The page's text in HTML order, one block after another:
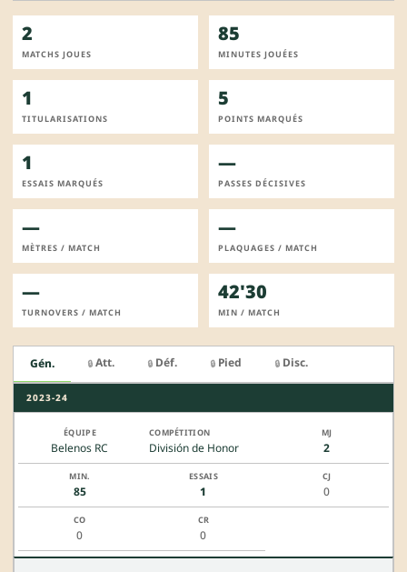
2
MATCHS JOUES
85
MINUTES JOUÉES
1
TITULARISATIONS
5
POINTS MARQUÉS
1
ESSAIS MARQUÉS
—
PASSES DÉCISIVES
—
MÈTRES / MATCH
—
PLAQUAGES / MATCH
—
TURNOVERS / MATCH
42'30
MIN / MATCH
Gén. 🔒 Att. 🔒 Déf. 🔒 Pied 🔒 Disc.
2023-24
Belenos RC División de Honor 2
85 1 0
0 0